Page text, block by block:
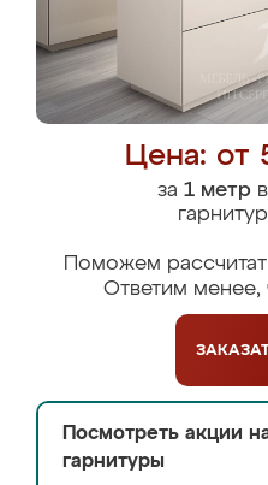
Цена: от
за 1 метр
Поможем
Ответим менее,
Посмотреть акции
гарнитуры